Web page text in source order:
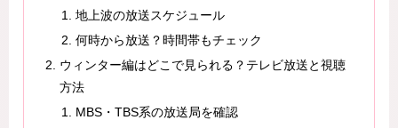
地上波の放送スケジュール
何時から放送？時間帯もチェック
ウィンター編はどこで見られる？テレビ放送と視聴
方法
MBS・TBS系の放送局を確認